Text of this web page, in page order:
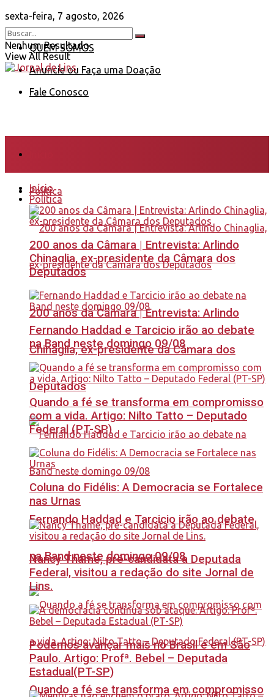
sexta-feira, 7 agosto, 2026
QUEM SOMOS
Anuncie ou Faça uma Doação
Fale Conosco
Nenhum Resultado
View All Result
Política
200 anos da Câmara | Entrevista: Arlindo
Chinaglia, ex-presidente da Câmara dos
Deputados
Fernando Haddad e Tarcicio irão ao debate
na Band neste domingo 09/08
Quando a fé se transforma em compromisso
Início
Política
200 anos da Câmara | Entrevista: Arlindo
Chinaglia, ex-presidente da Câmara dos
Deputados
Fernando Haddad e Tarcicio irão ao debate
na Band neste domingo 09/08
Quando a fé se transforma em compromisso
com a vida. Artigo: Nilto Tatto – Deputado
Federal (PT-SP)
Coluna do Fidélis: A Democracia se Fortalece
nas Urnas
Nancy Thame, pré-candidata a Deputada
Federal, visitou a redação do site Jornal de
Lins.
Podemos avançar mais no Brasil e em São
Paulo. Artigo: Profª. Bebel – Deputada
Estadual(PT-SP)